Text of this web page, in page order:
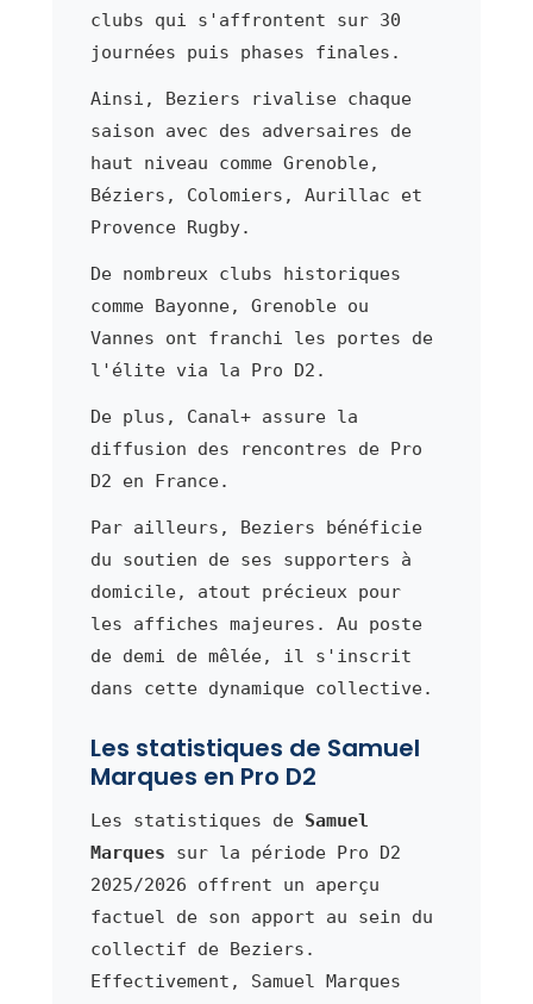
clubs qui s'affrontent sur 30
journées puis phases finales.
Ainsi, Beziers rivalise chaque
saison avec des adversaires de
haut niveau comme Grenoble,
Béziers, Colomiers, Aurillac et
Provence Rugby.
De nombreux clubs historiques
comme Bayonne, Grenoble ou
Vannes ont franchi les portes de
l'élite via la Pro D2.
De plus, Canal+ assure la
diffusion des rencontres de Pro
D2 en France.
Par ailleurs, Beziers bénéficie
du soutien de ses supporters à
domicile, atout précieux pour
les affiches majeures. Au poste
de demi de mêlée, il s'inscrit
dans cette dynamique collective.
Les statistiques de Samuel
Marques en Pro D2
Les statistiques de Samuel
Marques sur la période Pro D2
2025/2026 offrent un aperçu
factuel de son apport au sein du
collectif de Beziers.
Effectivement, Samuel Marques